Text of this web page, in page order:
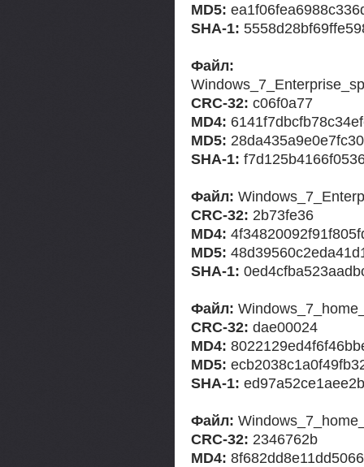
MD5:
SHA-1:
Файл:
CRC-32: c06f0a77
MD4:
MD5:
SHA-1:
Файл:
CRC-32: 2b73fe36
MD4:
MD5:
SHA-1:
Файл:
CRC-32: dae00024
MD4:
MD5:
SHA-1:
Файл:
CRC-32: 2346762b
MD4: